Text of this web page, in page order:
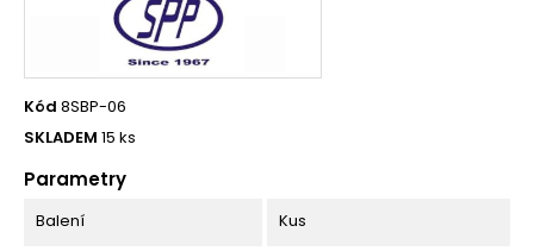
Kód 8SBP-06
SKLADEM 15 ks
Parametry
Balení Kus